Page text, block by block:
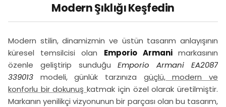
Modern Şıklığı Keşfedin
Modern stilin, dinamizmin ve üstün tasarım anlayışının
küresel temsilcisi olan Emporio Armanimarkasının
özenle geliştirip sunduğuEmporio Armani EA2087
339013 modeli, günlük tarzınıza güçlü, modern ve
konforlu bir dokunuşkatmak için özel olarak üretilmiştir.
Markanın yenilikçi vizyonunun bir parçası olan bu tasarım,